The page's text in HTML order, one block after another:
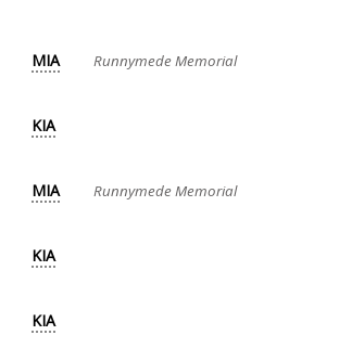
MIA Runnymede Memorial
KIA
MIA Runnymede Memorial
KIA
KIA